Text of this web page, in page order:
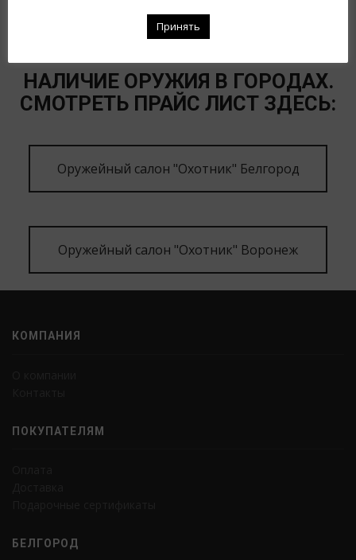
НАЛИЧИЕ ОРУЖИЯ В ГОРОДАХ.
СМОТРЕТЬ ПРАЙС ЛИСТ ЗДЕСЬ:
Оружейный салон "Охотник" Белгород
Оружейный салон "Охотник" Воронеж
КОМПАНИЯ
ПОКУПАТЕЛЯМ
БЕЛГОРОД
Принять